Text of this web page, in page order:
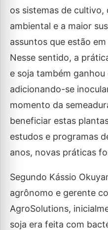
os sistemas de
ambiental e a maior
assuntos que estão
Nesse sentido, a
e soja também
adicionando-se
momento da
beneficiar estas
estudos e programas
anos, novas práticas
Segundo Kássio
agrônomo e gerente
AgroSolutions,
soja era feita com